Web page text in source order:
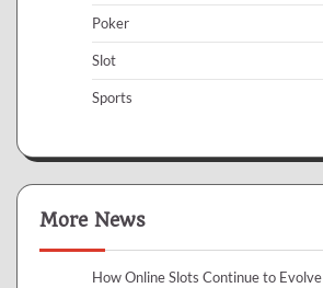
Poker
Slot
Sports
More News
How Online Slots Continue to Evolve